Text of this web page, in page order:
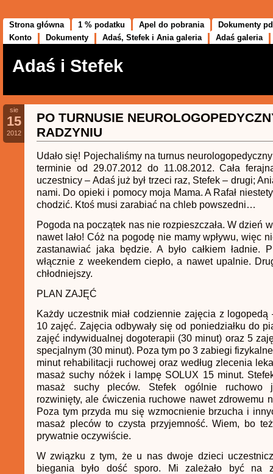
Strona główna 1 % podatku Apel do pobrania
Dokumenty
Konto
Dokumenty Adaś, Stefek i Ania galeria Adaś galeria
Adaś i Stefek
sie
15
2012
PO TURNUSIE
RADZYNIU
Udało się! Pojechaliśmy na turnus
terminie od 29.07.2012 do 11.08.2012. Cała
uczestnicy – Adaś już był trzeci raz, Stefek – drugi;
nami. Do opieki i pomocy moja Mama. A Rafał
chodzić. Ktoś musi zarabiać na chleb powszedni…
Pogoda na początek nas nie rozpieszczała. W dzień
nawet lało! Cóż na pogodę nie mamy wpływu, więc
zastanawiać jaka będzie. A było całkiem ładnie.
włącznie z weekendem ciepło, a nawet upalnie.
chłodniejszy.
PLAN ZAJĘĆ
Każdy uczestnik miał codziennie zajęcia z
10 zajęć. Zajęcia odbywały się od poniedziałku do
zajęć indywidualnej dogoterapii (30 minut) oraz 5
specjalnym (30 minut). Poza tym po 3 zabiegi
minut rehabilitacji ruchowej oraz według zlecenia
masaż suchy nóżek i lampę SOLUX 15 minut.
masaż suchy pleców. Stefek ogólnie ruchowo
rozwinięty, ale ćwiczenia ruchowe nawet zdrowemu
Poza tym przyda mu się wzmocnienie brzucha i
masaż pleców to czysta przyjemność. Wiem, bo
prywatnie oczywiście.
W związku z tym, że u nas dwoje dzieci
biegania było dość sporo. Mi zależało być na